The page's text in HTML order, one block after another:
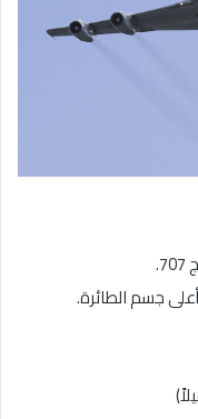
جسم الطائرة.